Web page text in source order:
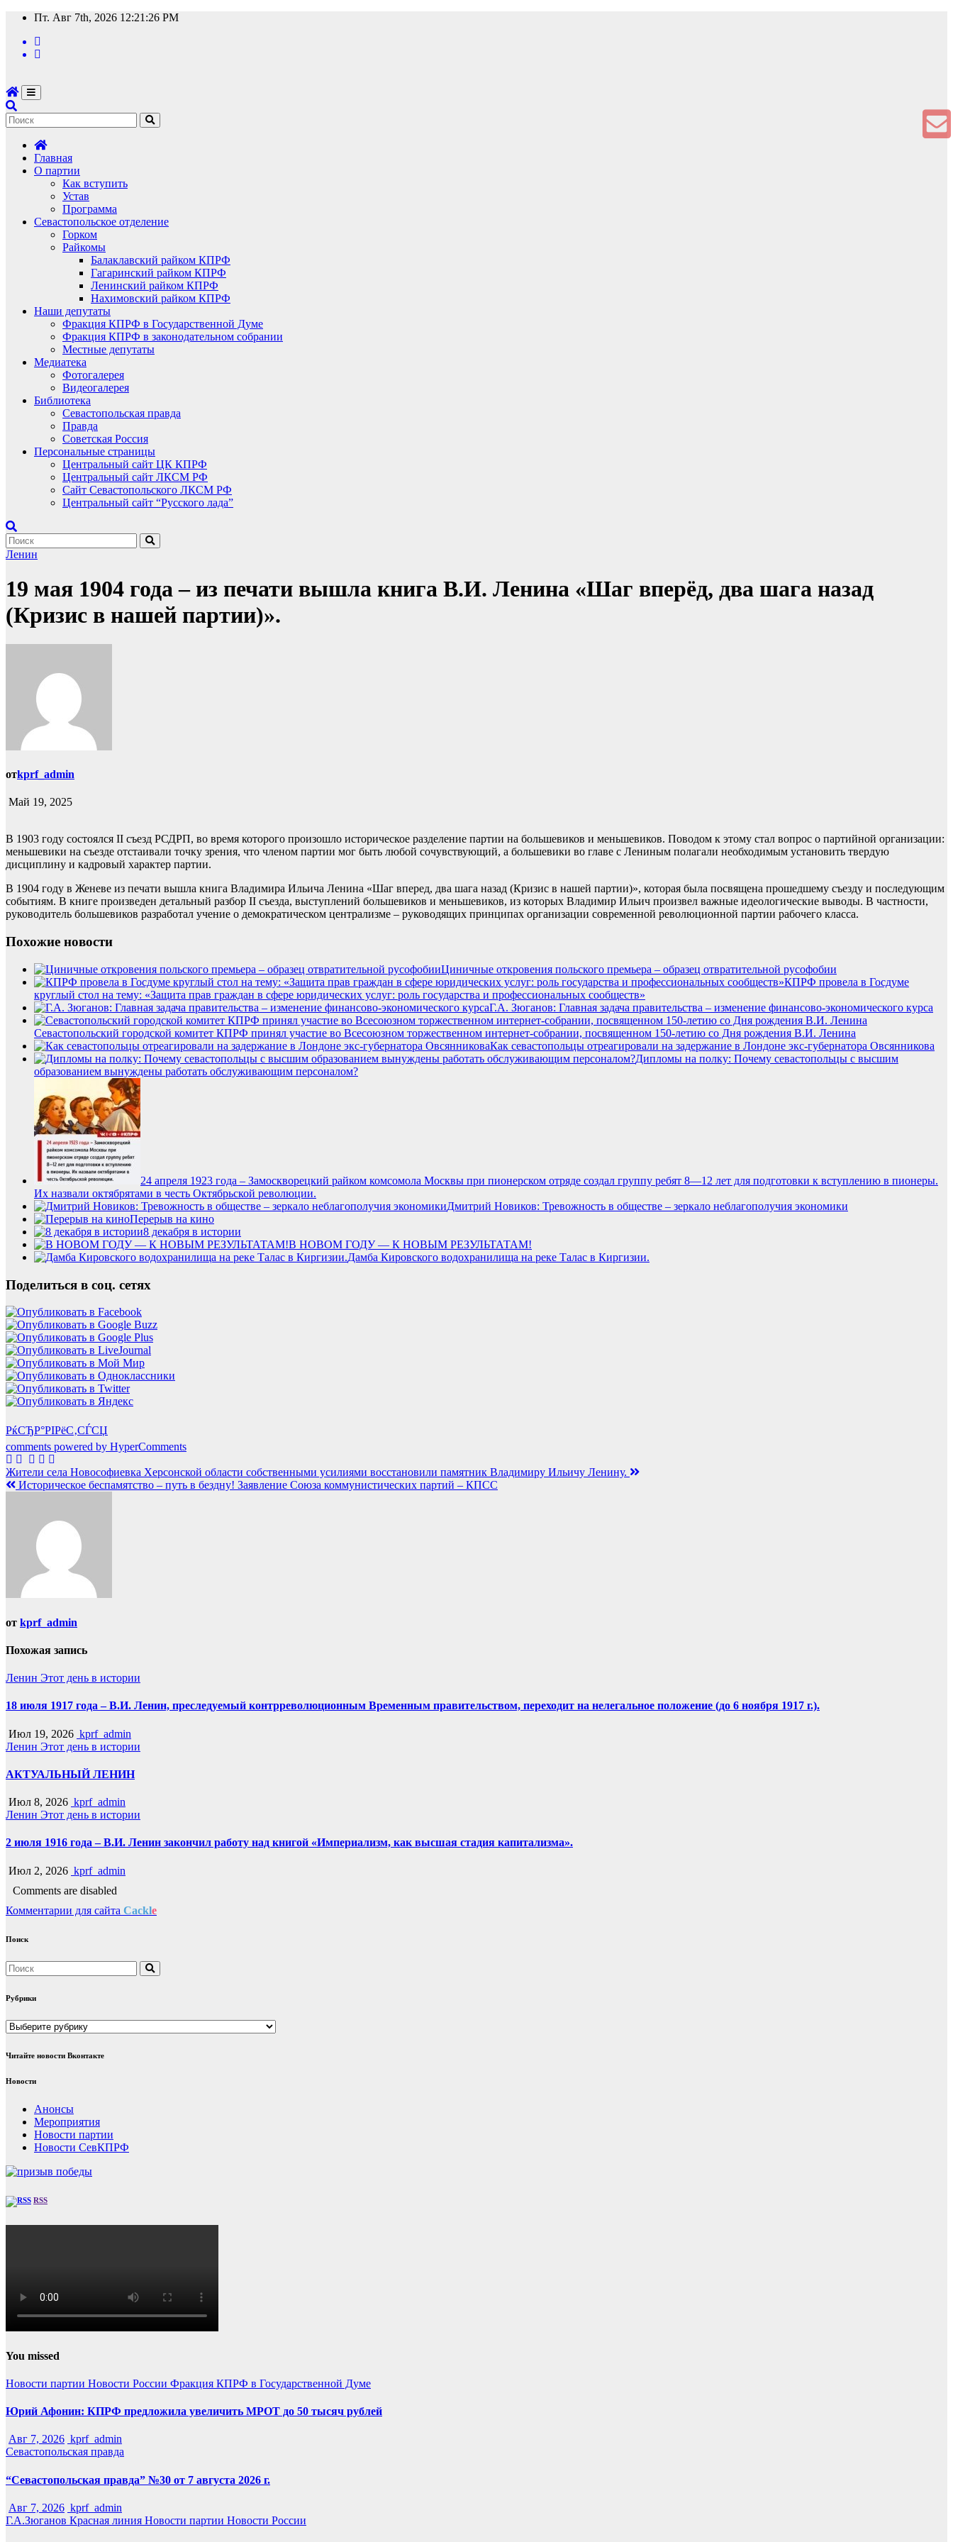
Перейти
содержимому
Пт. Авг 7th, 2026 12:21:27 PM
Главная
О партии
Как вступить
Устав
Программа
Севастопольское отделение
Горком
Райкомы
Балаклавский райком КПРФ
Гагаринский райком КПРФ
Ленинский райком КПРФ
Нахимовский райком КПРФ
Наши депутаты
Фракция КПРФ в Государственной Думе
Фракция КПРФ в законодательном собрании
Местные депутаты
Медиатека
Фотогалерея
Видеогалерея
Библиотека
Севастопольская правда
Правда
Советская Россия
Персональные страницы
Центральный сайт ЦК КПРФ
Центральный сайт ЛКСМ РФ
Сайт Севастопольского ЛКСМ РФ
Центральный сайт “Русского лада”
Ленин
19 мая 1904 года – из печати вышла книга В.И. Ленина «Шаг вперёд, два шага назад
(Кризис в нашей партии)».
отkprf_admin
Май 19, 2025
В 1903 году состоялся II съезд РСДРП, во время которого произошло историческое разделение партии на большевиков и меньшевиков. Поводом к этому стал вопрос о партийной организации:
меньшевики на съезде отстаивали точку зрения, что членом партии мог быть любой сочувствующий, а большевики во главе с Лениным полагали необходимым установить твердую
дисциплину и кадровый характер партии.
В 1904 году в Женеве из печати вышла книга Владимира Ильича Ленина «Шаг вперед, два шага назад (Кризис в нашей партии)», которая была посвящена прошедшему съезду и последующим
событиям. В книге произведен детальный разбор II съезда, выступлений большевиков и меньшевиков, из которых Владимир Ильич произвел важные идеологические выводы. В частности,
руководитель большевиков разработал учение о демократическом централизме – руководящих принципах организации современной революционной партии рабочего класса.
Похожие новости
Циничные откровения польского премьера – образец отвратительной русофобии
КПРФ провела в Госдуме
круглый стол на тему: «Защита прав граждан в сфере юридических услуг: роль государства и профессиональных сообществ»
Г.А. Зюганов: Главная задача правительства – изменение финансово-экономического курса
Севастопольский городской комитет КПРФ принял участие во Всесоюзном торжественном интернет-собрании, посвященном 150-летию со Дня рождения В.И. Ленина
Как севастопольцы отреагировали на задержание в Лондоне экс-губернатора Овсянникова
Дипломы на полку: Почему севастопольцы с высшим
образованием вынуждены работать обслуживающим персоналом?
24 апреля 1923 года – Замоскворецкий райком комсомола Москвы при пионерском отряде создал группу ребят 8—12 лет для подготовки к вступлению в пионеры.
Их назвали октябрятами в честь Октябрьской революции.
Дмитрий Новиков: Тревожность в обществе – зеркало неблагополучия экономики
Перерыв на кино
8 декабря в истории
В НОВОМ ГОДУ — К НОВЫМ РЕЗУЛЬТАТАМ!
Дамба Кировского водохранилища на реке Талас в Киргизии.
Поделиться в соц. сетях
РќСЂР°РІРёС‚СЃСЏ
comments powered by HyperComments
Навигация
по
Жители села Новософиевка Херсонской области собственными усилиями восстановили памятник Владимиру Ильичу Ленину.
Историческое беспамятство – путь в бездну! Заявление Союза коммунистических партий – КПСС
от kprf_admin
Похожая запись
Ленин Этот день в истории
18 июля 1917 года – В.И. Ленин, преследуемый контрреволюционным Временным правительством, переходит на нелегальное положение (до 6 ноября 1917 г.).
Июл 19, 2026 kprf_admin
Ленин Этот день в истории
АКТУАЛЬНЫЙ ЛЕНИН
Июл 8, 2026 kprf_admin
Ленин Этот день в истории
2 июля 1916 года – В.И. Ленин закончил работу над книгой «Империализм, как высшая стадия капитализма».
Июл 2, 2026 kprf_admin
Comments are disabled
Комментарии для сайта Cackle
Поиск
Рубрики
Рубрики
Читайте новости Вконтакте
Новости
Анонсы
Мероприятия
Новости партии
Новости СевКПРФ
RSS
You missed
Новости партии Новости России Фракция КПРФ в Государственной Думе
Юрий Афонин: КПРФ предложила увеличить МРОТ до 50 тысяч рублей
Авг 7, 2026 kprf_admin
Севастопольская правда
“Севастопольская правда” №30 от 7 августа 2026 г.
Авг 7, 2026 kprf_admin
Г.А.Зюганов Красная линия Новости партии Новости России